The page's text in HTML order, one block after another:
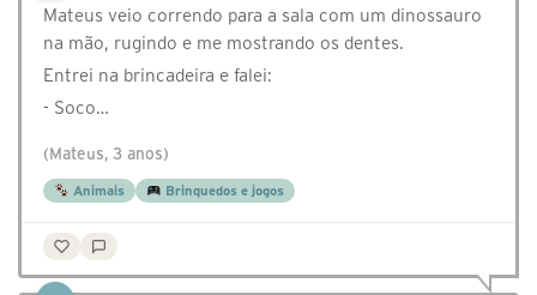
Mateus veio correndo para a sala com um dinossauro
na mão, rugindo e me mostrando os dentes.
Entrei na brincadeira e falei:
- Soco…
(Mateus, 3 anos)
Animais Brinquedos e jogos